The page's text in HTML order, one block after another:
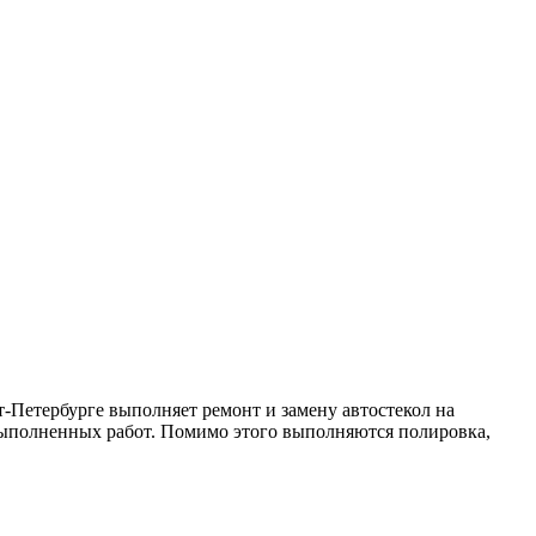
выполняет ремонт и замену автостекол на
работ. Помимо этого выполняются полировка,